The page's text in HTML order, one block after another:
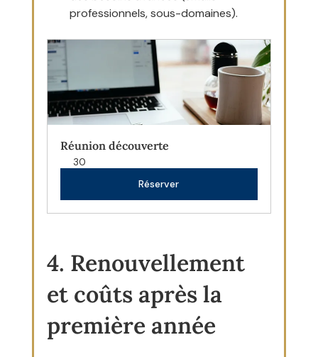
professionnels, sous-domaines).
Réunion découverte
30
Réserver
4. Renouvellement
et coûts après la
première année